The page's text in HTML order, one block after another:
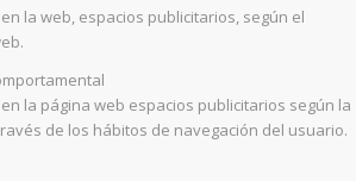
la web, espacios publicitarios, según el
la página web espacios publicitarios según la
de los hábitos de navegación del usuario.